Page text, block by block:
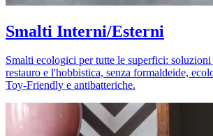
Smalti Interni/Esterni
Smalti ecologici per tutte le superfici:
restauro e l'hobbistica, senza formaldeide,
Toy-Friendly e antibatteriche.